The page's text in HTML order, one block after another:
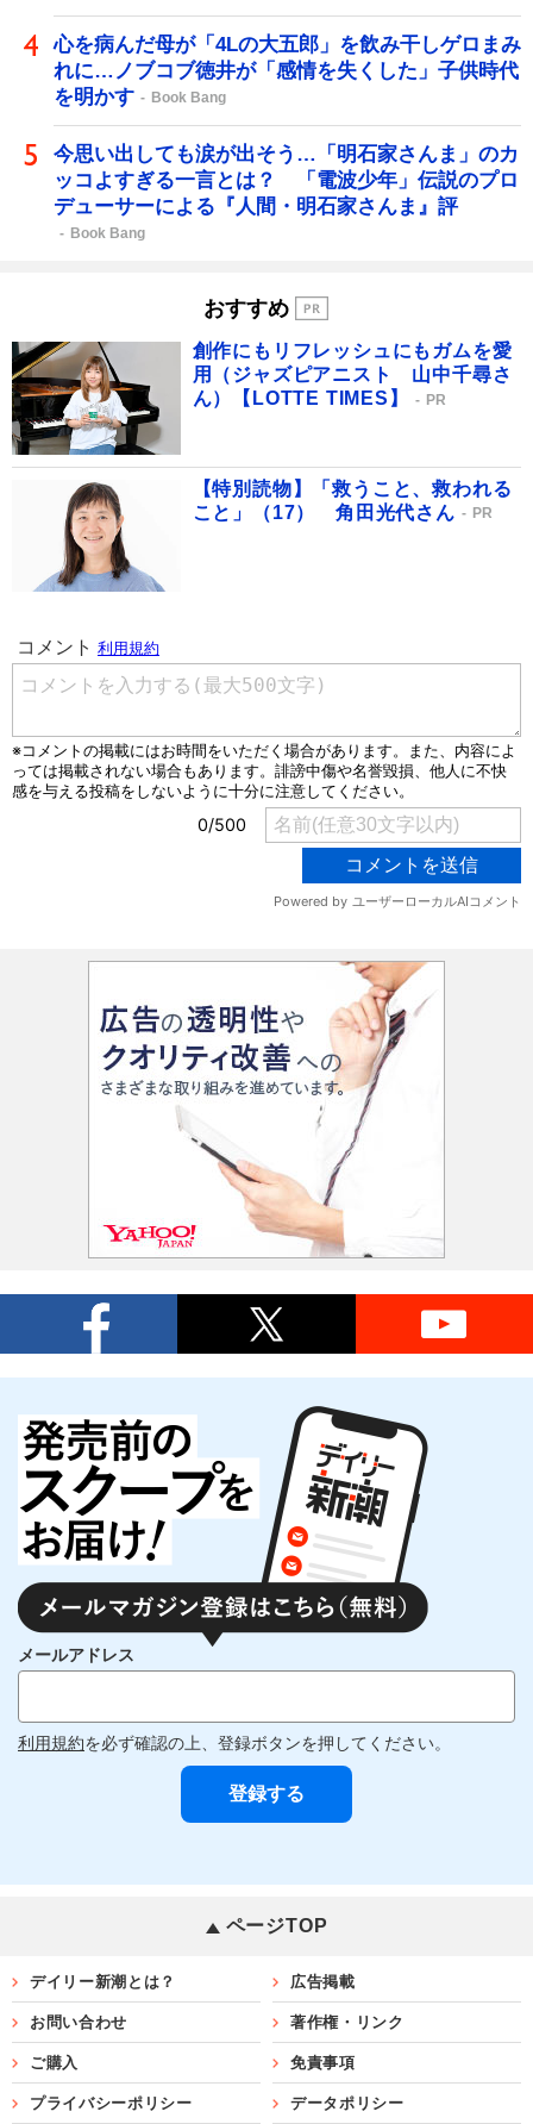
心を病んだ母が「4Lの大五郎」を飲み干しゲロまみ
れに…ノブコブ徳井が「感情を失くした」子供時代
を明かす
Book Bang
今思い出しても涙が出そう…「明石家さんま」のカ
ッコよすぎる一言とは？ 「電波少年」伝説のプロ
デューサーによる『人間・明石家さんま』評
Book Bang
おすすめ
創作にもリフレッシュにもガムを愛
用（ジャズピアニスト 山中千尋さ
ん）【LOTTE TIMES】
PR
【特別読物】「救うこと、救われる
こと」（17） 角田光代さん
PR
メールアドレス
利用規約を必ず確認の上、登録ボタンを押してください。
ページTOP
デイリー新潮とは？ 広告掲載
お問い合わせ 著作権・リンク
ご購入 免責事項
プライバシーポリシー データポリシー